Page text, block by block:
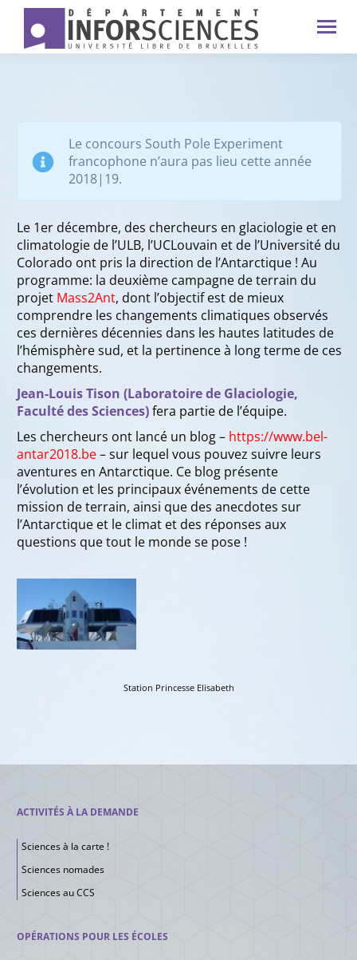
Le concours South Pole Experiment
francophone n’aura pas lieu cette année
2018|19.
Le 1er décembre, des chercheurs en glaciologie et en
climatologie de l’ULB, l’UCLouvain et de l’Université du
Colorado ont pris la direction de l’Antarctique ! Au
programme: la deuxième campagne de terrain du
projet Mass2Ant, dont l’objectif est de mieux
comprendre les changements climatiques observés
ces dernières décennies dans les hautes latitudes de
l’hémisphère sud, et la pertinence à long terme de ces
changements.
Jean-Louis Tison (Laboratoire de Glaciologie,
Faculté des Sciences)fera partie de l’équipe.
Les chercheurs ont lancé un blog – https://www.bel-
antar2018.be– sur lequel vous pouvez suivre leurs
aventures en Antarctique. Ce blog présente
l’évolution et les principaux événements de cette
mission de terrain, ainsi que des anecdotes sur
l’Antarctique et le climat et des réponses aux
questions que tout le monde se pose !
Station Princesse Elisabeth
ACTIVITÉS À LA DEMANDE
Sciences à la carte !
Sciences nomades
Sciences au CCS
OPÉRATIONS POUR LES ÉCOLES